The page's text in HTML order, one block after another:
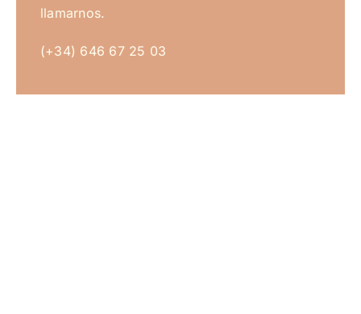
llamarnos.
(+34) 646 67 25 03